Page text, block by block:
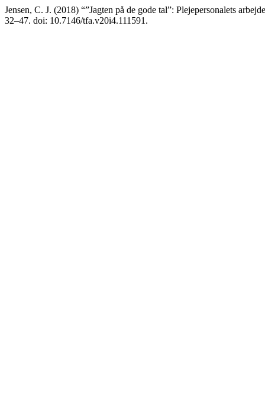
Jensen, C. J. (2018) “”Jagten på de gode tal”: Plejepersonalets
32–47. doi: 10.7146/tfa.v20i4.111591.